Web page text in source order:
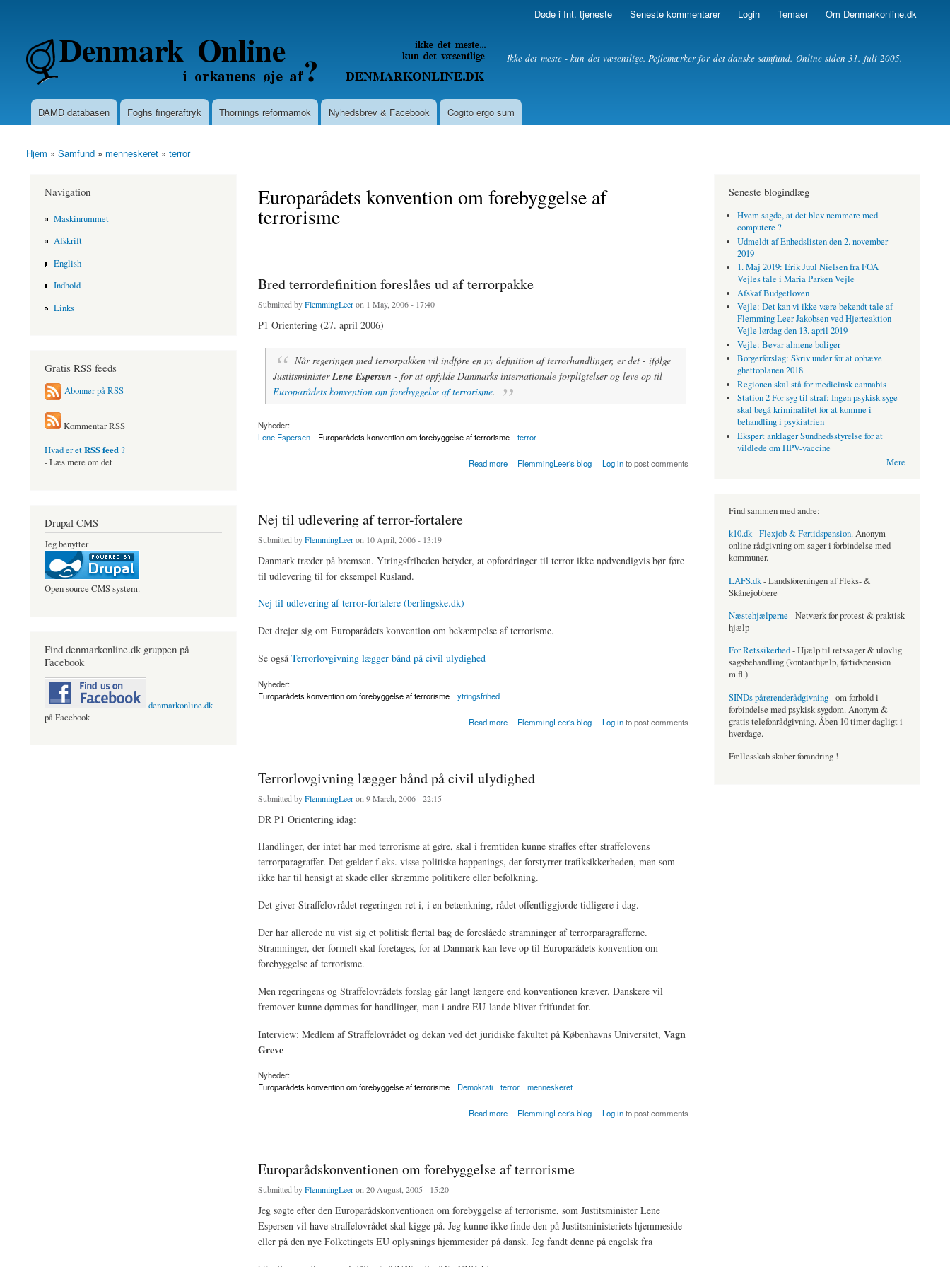
content
Døde i Int. tjeneste Seneste kommentarer Login Temaer Om Denmarkonline.dk
Denmarkonline.dk - blognyheder om politik Ikke det meste - kun det væsentlige. Pejlemærker for det danske samfund. Online siden 31. juli 2005.
Main menu
DAMD databasen Foghs fingeraftryk Thornings reformamok Nyhedsbrev & Facebook Cogito ergo sum
You are here
Hjem » Samfund » menneskeret » terror
Europarådets konvention om forebyggelse af
terrorisme
Bred terrordefinition foreslåes ud af terrorpakke
Submitted byFlemmingLeeron 1 May, 2006 - 17:40
P1 Orientering (27. april 2006)
Når regeringen med terrorpakken vil indføre en ny definition af terrorhandlinger, er det - ifølge
JustitsministerLene Espersen - for at opfylde Danmarks internationale forpligtelser og leve op til
Europarådets konvention om forebyggelse af terrorisme.
Nyheder:
Lene Espersen
Europarådets konvention om forebyggelse af terrorisme terror
Read more FlemmingLeer's blog Log into post comments
Nej til udlevering af terror-fortalere
Submitted byFlemmingLeeron 10 April, 2006 - 13:19
Danmark træder på bremsen. Ytringsfriheden betyder, at opfordringer til terror ikke nødvendigvis bør føre
til udlevering til for eksempel Rusland.
Nej til udlevering af terror-fortalere (berlingske.dk)
Det drejer sig om Europarådets konvention om bekæmpelse af terrorisme.
Se også Terrorlovgivning lægger bånd på civil ulydighed
Nyheder:
Europarådets konvention om forebyggelse af terrorisme
ytringsfrihed
Read more FlemmingLeer's blog Log into post comments
Terrorlovgivning lægger bånd på civil ulydighed
Submitted byFlemmingLeeron 9 March, 2006 - 22:15
DR P1 Orientering idag:
Handlinger, der intet har med terrorisme at gøre, skal i fremtiden kunne straffes efter straffelovens
terrorparagraffer. Det gælder f.eks. visse politiske happenings, der forstyrrer trafiksikkerheden, men som
ikke har til hensigt at skade eller skræmme politikere eller befolkning.
Det giver Straffelovrådet regeringen ret i, i en betænkning, rådet offentliggjorde tidligere i dag.
Der har allerede nu vist sig et politisk flertal bag de foreslåede stramninger af terrorparagrafferne.
Stramninger, der formelt skal foretages, for at Danmark kan leve op til Europarådets konvention om
forebyggelse af terrorisme.
Men regeringens og Straffelovrådets forslag går langt længere end konventionen kræver. Danskere vil
fremover kunne dømmes for handlinger, man i andre EU-lande bliver frifundet for.
Interview: Medlem af Straffelovrådet og dekan ved det juridiske fakultet på Københavns Universitet, Vagn
Greve
Nyheder:
Europarådets konvention om forebyggelse af terrorisme
Demokrati terror menneskeret
Read more FlemmingLeer's blog Log into post comments
Europarådskonventionen om forebyggelse af terrorisme
Submitted byFlemmingLeeron 20 August, 2005 - 15:20
Jeg søgte efter den Europarådskonventionen om forebyggelse af terrorisme, som Justitsminister Lene
Espersen vil have straffelovrådet skal kigge på. Jeg kunne ikke finde den på Justitsministeriets hjemmeside
eller på den nye Folketingets EU oplysnings hjemmesider på dansk. Jeg fandt denne på engelsk fra
Navigation
Maskinrummet
Afskrift
English
Indhold
Links
Gratis RSS feeds
Abonner på RSS
Kommentar RSS
Hvad er etRSS feed ?
- Læs mere om det
Drupal CMS
Jeg benytter
Open source CMS system.
Find denmarkonline.dk gruppen på
Facebook
denmarkonline.dk
på Facebook
Seneste blogindlæg
Hvem sagde, at det blev nemmere med
computere ?
Udmeldt af Enhedslisten den 2. november
2019
1. Maj 2019: Erik Juul Nielsen fra FOA
Vejles tale i Maria Parken Vejle
Afskaf Budgetloven
Vejle: Det kan vi ikke være bekendt tale af
Flemming Leer Jakobsen ved Hjerteaktion
Vejle lørdag den 13. april 2019
Vejle: Bevar almene boliger
Borgerforslag: Skriv under for at ophæve
ghettoplanen 2018
Regionen skal stå for medicinsk cannabis
Station 2 For syg til straf: Ingen psykisk syge
skal begå kriminalitet for at komme i
behandling i psykiatrien
Ekspert anklager Sundhedsstyrelse for at
vildlede om HPV-vaccine
Mere
Find sammen med andre:
k10.dk - Flexjob & Førtidspension. Anonym
online rådgivning om sager i forbindelse med
kommuner.
LAFS.dk- Landsforeningen af Fleks- &
Skånejobbere
Næstehjælperne - Netværk for protest & praktisk
hjælp
For Retssikerhed- Hjælp til retssager & ulovlig
sagsbehandling (kontanthjælp, førtidspension
m.fl.)
SINDs pårørenderådgivning- om forhold i
forbindelse med psykisk sygdom. Anonym &
gratis telefonrådgivning. Åben 10 timer dagligt i
hverdage.
Fællesskab skaber forandring !